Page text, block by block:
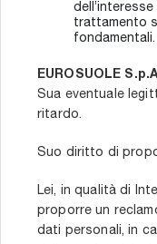
trattamento
fondamentali.
EUROSUOLE
Sua eventuale
ritardo.
Suo diritto di
Lei, in qualità di
proporre un
dati personali, in